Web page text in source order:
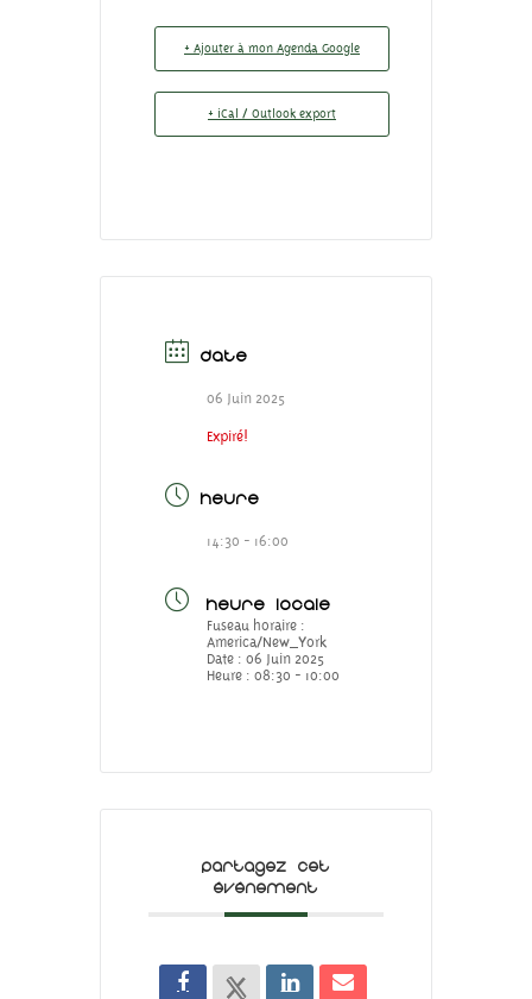
+ Ajouter à mon Agenda Google
+ iCal / Outlook export
DATE
06 Juin 2025
Expiré!
HEURE
14:30 - 16:00
HEURE LOCALE
Fuseau horaire :
America/New_York
Date : 06 Juin 2025
Heure : 08:30 - 10:00
PARTAGEZ CET
ÉVÉNEMENT